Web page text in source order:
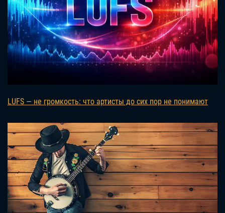
LUFS — не громкость: что артисты до сих пор не понимают